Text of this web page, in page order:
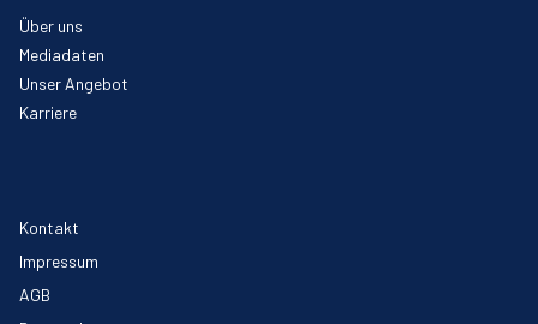
Über uns
Mediadaten
Unser Angebot
Karriere
Kontakt
Impressum
AGB